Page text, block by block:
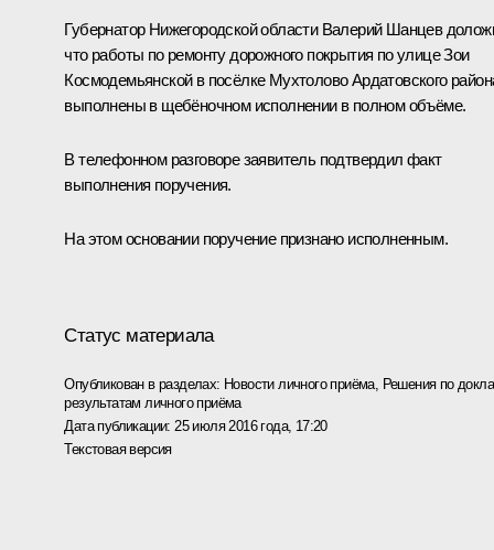
Губернатор Нижегородской области Валерий Шанцев
что работы по ремонту дорожного покрытия по улице Зои
Космодемьянской в посёлке Мухтолово Ардатовского
выполнены в щебёночном исполнении в полном объёме.
В телефонном разговоре заявитель подтвердил факт
выполнения поручения.
На этом основании поручение признано исполненным.
Статус материала
Опубликован в разделах: Новости личного приёма, Решения по
результатам личного приёма
Дата публикации: 25 июля 2016 года, 17:20
Текстовая версия